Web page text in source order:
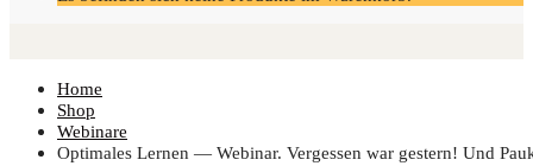
Home
Shop
Webinare
Opti­ma­les Ler­nen — Web­i­nar. Ver­ges­sen war ges­tern! Und